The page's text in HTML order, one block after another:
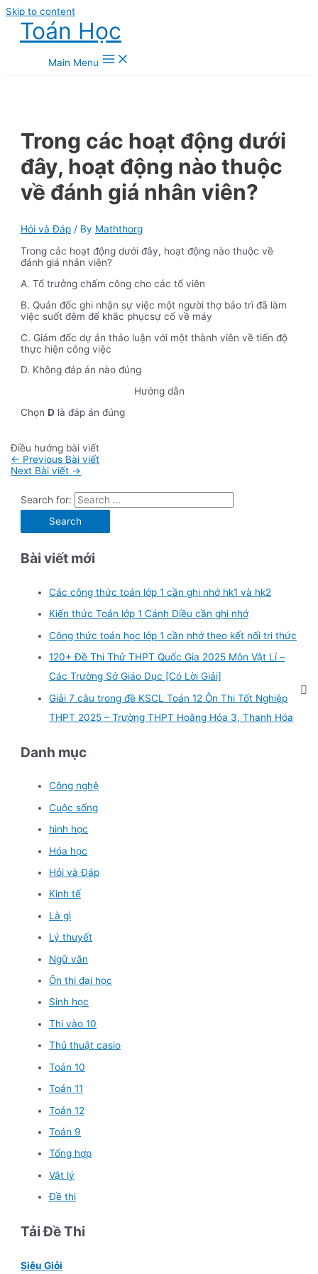
Skip to content
Toán Học
Main Menu
Trong các hoạt động dưới
đây, hoạt động nào thuộc
về đánh giá nhân viên?
Hỏi và Đáp / By Maththorg
Trong các hoạt động dưới đây, hoạt động nào thuộc về
đánh giá nhân viên?
A. Tổ trưởng chấm công cho các tổ viên
B. Quản đốc ghi nhận sự việc một người thợ bảo trì đã làm
việc suốt đêm để khắc phụcsự cố về máy
C. Giám đốc dự án thảo luận với một thành viên về tiến độ
thực hiện công việc
D. Không đáp án nào đúng
Hướng dẫn
ChọnD là đáp án đúng
Điều hướng bài viết
← Previous Bài viết
Next Bài viết →
Search for:
Bài viết mới
Các công thức toán lớp 1 cần ghi nhớ hk1 và hk2
Kiến thức Toán lớp 1 Cánh Diều cần ghi nhớ
Công thức toán học lớp 1 cần nhớ theo kết nối tri thức
120+ Đề Thi Thử THPT Quốc Gia 2025 Môn Vật Lí –
Các Trường Sở Giáo Dục [Có Lời Giải]
Giải 7 câu trong đề KSCL Toán 12 Ôn Thi Tốt Nghiệp
THPT 2025 – Trường THPT Hoằng Hóa 3, Thanh Hóa
Danh mục
Công nghệ
Cuộc sống
hình học
Hóa học
Hỏi và Đáp
Kinh tế
Là gì
Lý thuyết
Ngữ văn
Ôn thi đại học
Sinh học
Thi vào 10
Thủ thuật casio
Toán 10
Toán 11
Toán 12
Toán 9
Tổng hợp
Vật lý
Đề thi
Tải Đề Thi
Siêu Giỏi